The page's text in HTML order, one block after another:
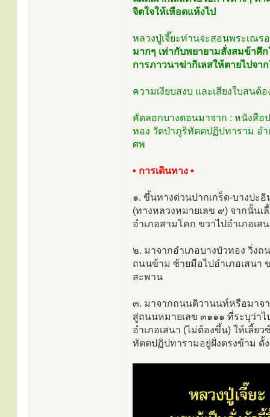
จิตใจให้เหือดแห้งไป
หลวงปู่เจี๊ยะท่านจะสอนพระเณร
มากๆ เท่ากับพยายามสั่งสมข้าศึก
การภาวนาฆ่ากิเลสให้ตายไปจา
ความเงียบสงบ และเสียงใบสน
คัดลอกบางตอนมาจาก : หนังสือ
ทอง วัดป่าภูริทัตตปฏิปทาราม อ
ศพ
• การเดินทาง •
๑. ขึ้นทางด่วนปากเกร็ด-บางปะ
(ทางหลวงหมายเลข ๙) จากนั้นเ
อำเภอสามโคก ขวาไปอำเภอเ
๒. มาจากอำเภอบางบัวทอง วิ่ง
ถนนข้าม ซ้ายมือไปอำเภอเสนา
สะพาน
๓. มาจากถนนติวานนท์หรือมาจ
สู่ถนนหมายเลข ๓๑๑๑ ที่ระบุว่าไ
อำเภอเสนา (ไม่ต้องขึ้น) ให้เลี้ย
ทัตตปฏิปทารามอยู่ฝั่งตรงข้าม ตั้